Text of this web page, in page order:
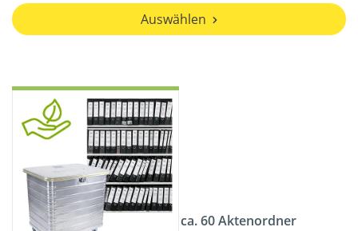
Auswählen
ca. 60 Aktenordner